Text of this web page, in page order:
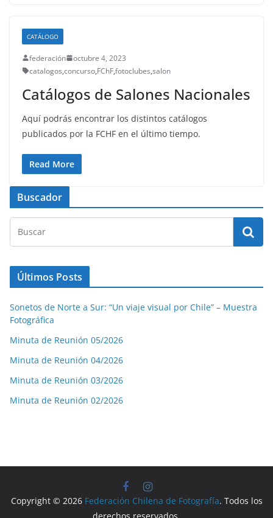
CATÁLOGO
federación
octubre 4, 2023
catalogos,concurso,FChF,fotoclubes,salon
Catálogos de Salones Nacionales
Aquí podrás encontrar los distintos catálogos
publicados por la FCHF en el último tiempo.
Read More
Buscador
Últimos Posts
Sonetos de Norte a Sur: “Un viaje visual por Chile” – Muestra
Fotográfica
Minuta de Reunión 05/2026
Minuta de Reunión 04/2026
Minuta de Reunión 03/2026
Minuta de Reunión 02/2026
Copyright © 2026 Federación Chilena de Fotografía. Todos los